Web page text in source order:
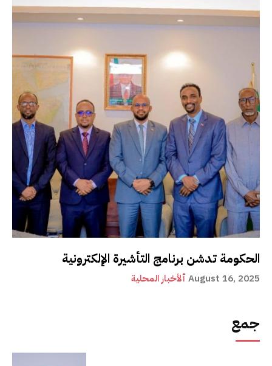
الحكومة تدشن برنامج التأشيرة الإلكترونية
ألأخبار المحلية August 16, 2025
جمع